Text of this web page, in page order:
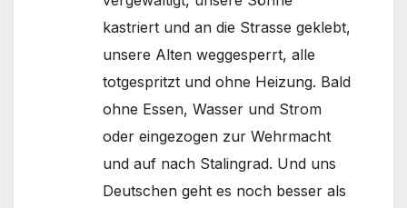
kastriert und an die Strasse geklebt,
unsere Alten weggesperrt, alle
totgespritzt und ohne Heizung. Bald
ohne Essen, Wasser und Strom
oder eingezogen zur Wehrmacht
und auf nach Stalingrad. Und uns
Deutschen geht es noch besser als